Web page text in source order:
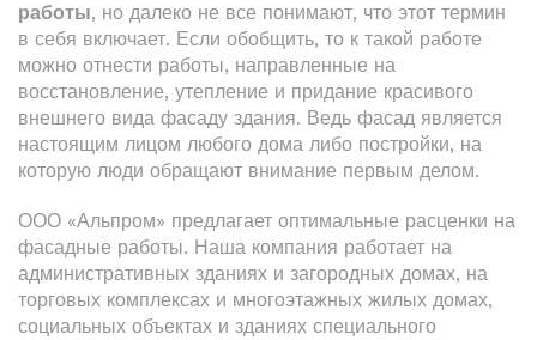
работы, но далеко не все понимают, что этот термин
в себя включает. Если обобщить, то к такой работе
можно отнести работы, направленные на
восстановление, утепление и придание красивого
внешнего вида фасаду здания. Ведь фасад является
настоящим лицом любого дома либо постройки, на
которую люди обращают внимание первым делом.
ООО «Альпром» предлагает оптимальные расценки на
фасадные работы. Наша компания работает на
административных зданиях и загородных домах, на
торговых комплексах и многоэтажных жилых домах,
социальных объектах и зданиях специального